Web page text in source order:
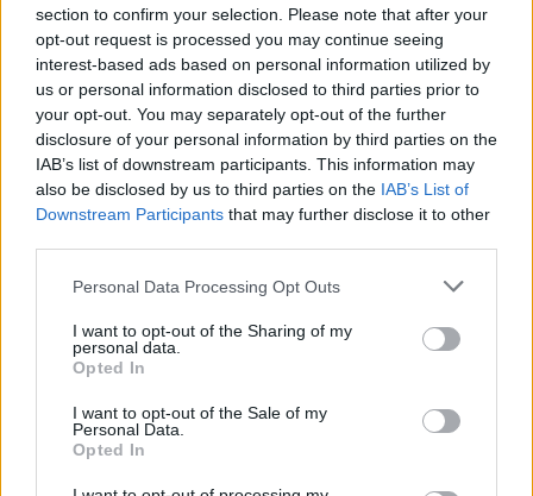
section to confirm your selection. Please note that after your
opt-out request is processed you may continue seeing
interest-based ads based on personal information utilized by
us or personal information disclosed to third parties prior to
your opt-out. You may separately opt-out of the further
disclosure of your personal information by third parties on the
IAB’s list of downstream participants. This information may
also be disclosed by us to third parties on the IAB’s List of
Downstream Participants that may further disclose it to other
Please note that this website/app uses one or more Google
not limited to your visit or usage behaviour. You may click to
grant or deny consent to Google and its third-party tags to
use your data for below specified purposes in below Google
consent section.
Personal Data Processing Opt Outs
I want to opt-out of the Sharing of my
personal data.
Opted In
I want to opt-out of the Sale of my
Personal Data.
Opted In
Ο Ματέους Πονίτκα βγαίνει μπροστά για τη χώρα του,
περιμένει το ματς των "8" του Ευρωμπάσκετ κόντρα στην
Τουρκία...
Πολωνία: Με 28άρη Λόιντ
“λύγισε” τη Βοσνία και
αντίπαλος της Τουρκίας στα
προημιτελικά
07/SEP/25 13:02
απέκλεισε και τώρα η παρέα των Λόιντ και Πονίτκα...
Γαλλία – Πολωνία 83-76:
ισοβαθμία στην κορυφή
02/SEP/25 22:56
Η Γαλλία έσπασε το αήττητο της Πολωνίας (83-76) και την